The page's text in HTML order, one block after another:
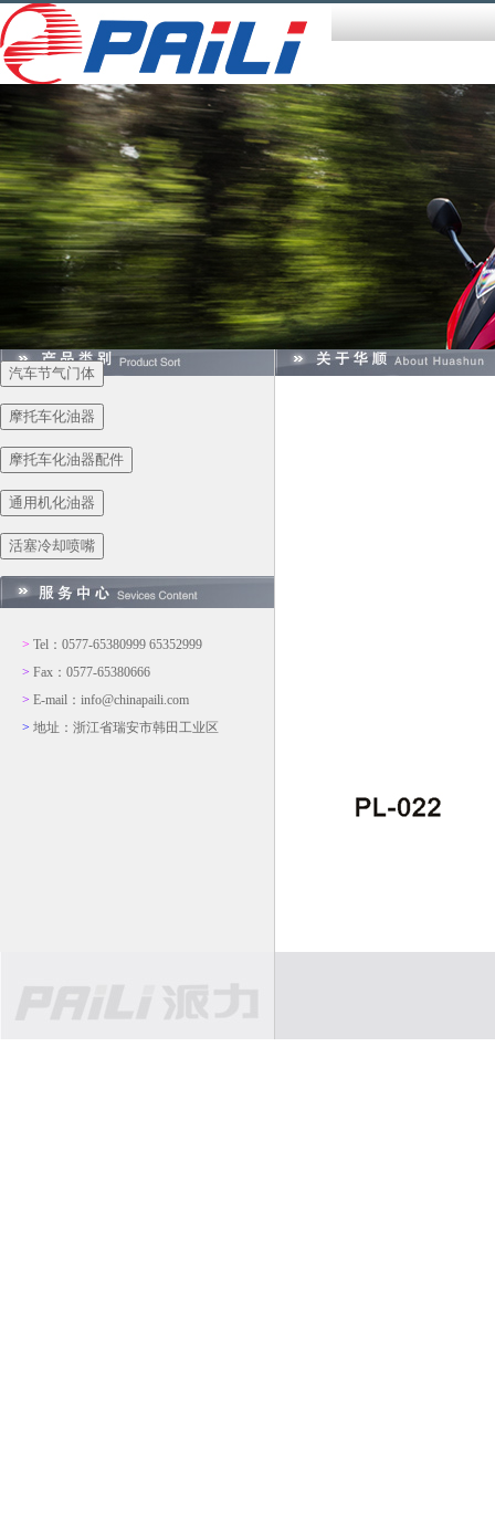
汽车节气门体
摩托车化油器
摩托车化油器配件
通用机化油器
活塞冷却喷嘴
> Tel：0577-65380999 65352999
> Fax：0577-65380666
> E-mail：info@chinapaili.com
> 地址：浙江省瑞安市韩田工业区